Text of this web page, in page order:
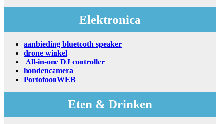
Elektronica
aanbieding bluetooth speaker
drone winkel
All-in-one DJ controller
hondencamera
PortofoonWEB
Eten & Drinken